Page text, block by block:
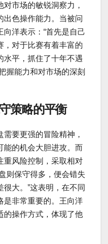
市场的敏锐洞察力，
出色操作能力。当被问
洋表示：“首先是自己
，对于比赛有着丰富的
水平，抓住了十年不遇
握能力和对市场的深刻
策略的平衡
要更强的冒险精神，
能的机会大胆进攻。而
重风险控制，采取相对
则保守得多，便会错失
大。”这表明，在不同
是非常重要的。王向洋
的操作方式，体现了他